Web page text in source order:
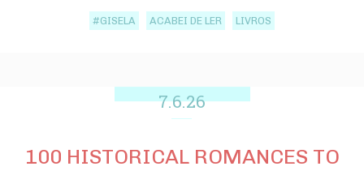
#GISELA ACABEI DE LER LIVROS
7.6.26
100 HISTORICAL ROMANCES TO